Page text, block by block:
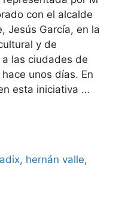
con el alcalde
Jesús García, en la
y de
las ciudades de
unos días. En
esta iniciativa …
, hernán valle,